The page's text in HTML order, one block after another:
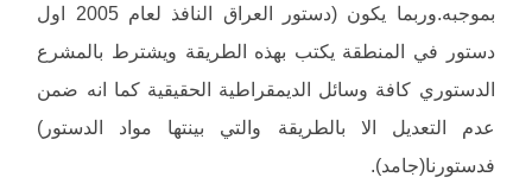
بموجبه.وربما يكون (دستور العراق النافذ لعام 2005 اول
دستور في المنطقة يكتب بهذه الطريقة ويشترط بالمشرع
الدستوري كافة وسائل الديمقراطية الحقيقية كما انه ضمن
عدم التعديل الا بالطريقة والتي بينتها مواد الدستور)
فدستورنا(جامد).